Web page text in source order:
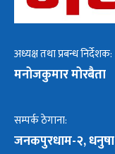
अध्यक्ष तथा प्रबन्ध निर्देशक:
मनोजकुमार मोरबैता
सम्पर्क ठेगाना:
जनकपुरधाम-२, धनुषा